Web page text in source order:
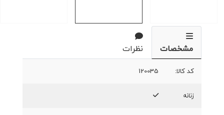
مشخصات نظرات
کد کالا: 120035
زنانه